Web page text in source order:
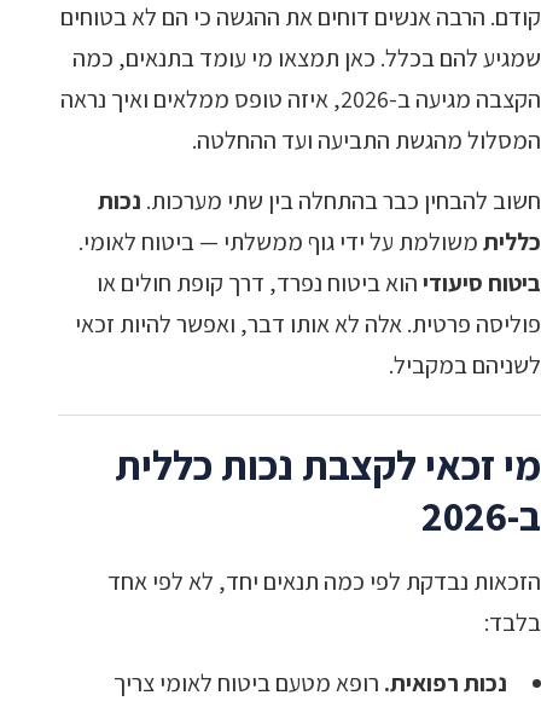
קודם. הרבה אנשים דוחים את ההגשה כי הם לא בטוחים
שמגיע להם בכלל. כאן תמצאו מי עומד בתנאים, כמה
הקצבה מגיעה ב-2026, איזה טופס ממלאים ואיך נראה
המסלול מהגשת התביעה ועד ההחלטה.
חשוב להבחין כבר בהתחלה בין שתי מערכות. נכות
כלליתמשולמת על ידי גוף ממשלתי — ביטוח לאומי.
ביטוח סיעודיהוא ביטוח נפרד, דרך קופת חולים או
פוליסה פרטית. אלה לא אותו דבר, ואפשר להיות זכאי
לשניהם במקביל.
מי זכאי לקצבת נכות כללית
ב-2026
הזכאות נבדקת לפי כמה תנאים יחד, לא לפי אחד
בלבד:
נכות רפואית. רופא מטעם ביטוח לאומי צריך